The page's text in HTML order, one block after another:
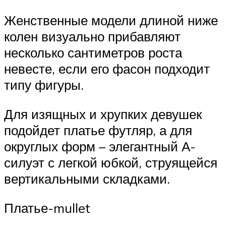
Женственные модели длиной ниже
колен визуально прибавляют
несколько сантиметров роста
невесте, если его фасон подходит
типу фигуры.
Для изящных и хрупких девушек
подойдет платье футляр, а для
округлых форм – элегантный А-
силуэт с легкой юбкой, струящейся
вертикальными складками.
Платье-mullet